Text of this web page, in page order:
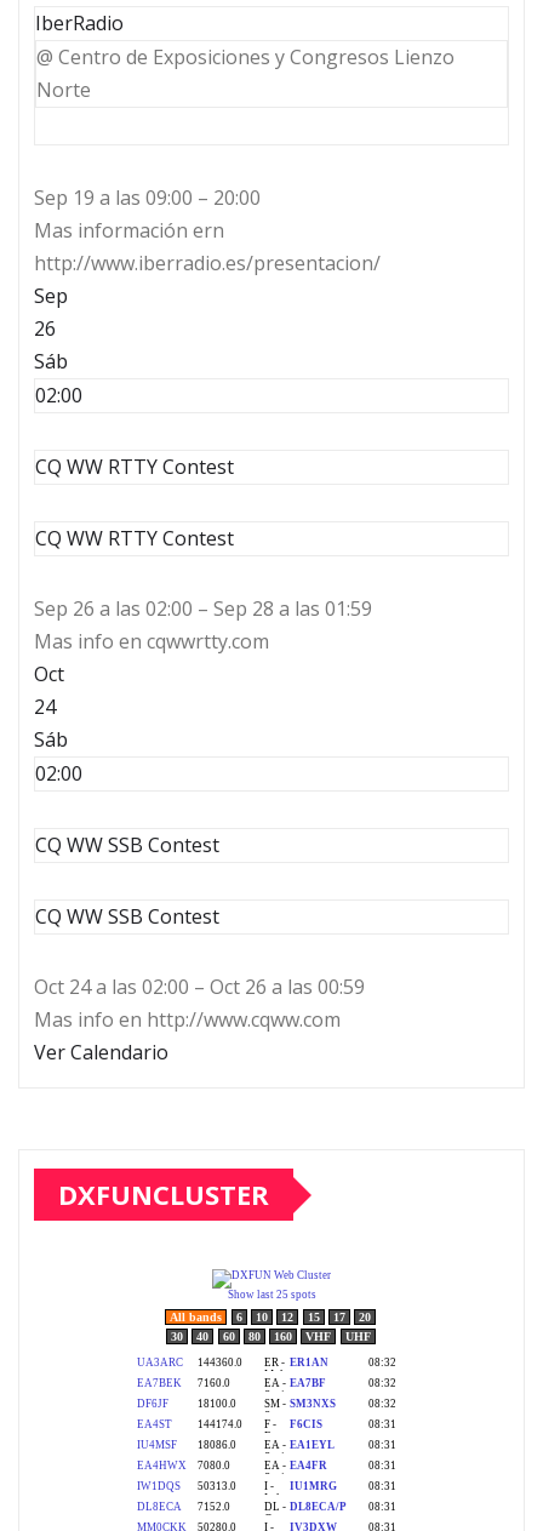
IberRadio
@ Centro de Exposiciones y Congresos Lienzo
Norte
Sep 19 a las 09:00 – 20:00
Mas información ern
http://www.iberradio.es/presentacion/
Sep
26
Sáb
02:00
CQ WW RTTY Contest
CQ WW RTTY Contest
Sep 26 a las 02:00 – Sep 28 a las 01:59
Mas info en cqwwrtty.com
Oct
24
Sáb
02:00
CQ WW SSB Contest
CQ WW SSB Contest
Oct 24 a las 02:00 – Oct 26 a las 00:59
Mas info en http://www.cqww.com
Ver Calendario
DXFUNCLUSTER